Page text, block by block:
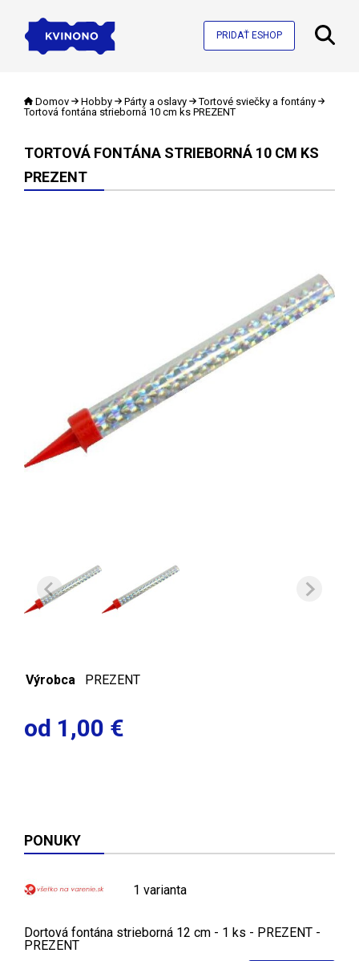
PRIDAŤ ESHOP
Domov Hobby Párty a oslavy
Tortové sviečky a fontány
Tortová fontána strieborná 10 cm ks PREZENT
TORTOVÁ FONTÁNA STRIEBORNÁ 10 CM KS
PREZENT
Výrobca PREZENT
od 1,00 €
PONUKY
1 varianta
Dortová fontána strieborná 12 cm - 1 ks - PREZENT -
PREZENT